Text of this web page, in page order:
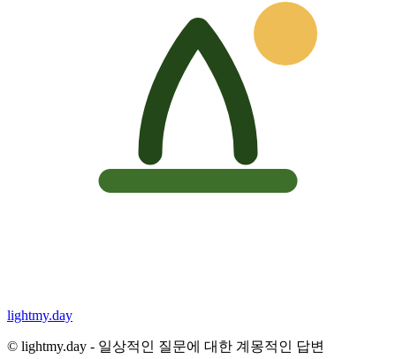
lightmy.day
© lightmy.day - 일상적인 질문에 대한 계몽적인 답변